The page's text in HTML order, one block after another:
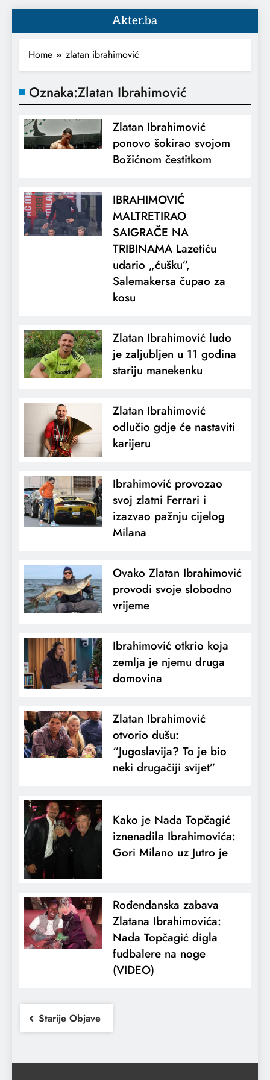
Akter.ba
Home zlatan ibrahimović
Oznaka:Zlatan Ibrahimović
Zlatan Ibrahimović
ponovo šokirao svojom
Božićnom čestitkom
IBRAHIMOVIĆ
MALTRETIRAO
SAIGRAČE NA
TRIBINAMA Lazetiću
udario „ćušku“,
Salemakersa čupao za
kosu
Zlatan Ibrahimović ludo
je zaljubljen u 11 godina
stariju manekenku
Zlatan Ibrahimović
odlučio gdje će nastaviti
karijeru
Ibrahimović provozao
svoj zlatni Ferrari i
izazvao pažnju cijelog
Milana
Ovako Zlatan Ibrahimović
provodi svoje slobodno
vrijeme
Ibrahimović otkrio koja
zemlja je njemu druga
domovina
Zlatan Ibrahimović
otvorio dušu:
“Jugoslavija? To je bio
neki drugačiji svijet”
Kako je Nada Topčagić
iznenadila Ibrahimovića:
Gori Milano uz Jutro je
Rođendanska zabava
Zlatana Ibrahimovića:
Nada Topčagić digla
fudbalere na noge
(VIDEO)
Starije Objave